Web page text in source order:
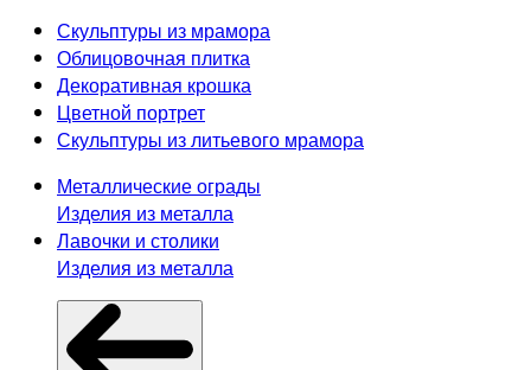
Скульптуры из мрамора
Облицовочная плитка
Декоративная крошка
Цветной портрет
Скульптуры из литьевого мрамора
Металлические ограды
Изделия из металла
Лавочки и столики
Изделия из металла